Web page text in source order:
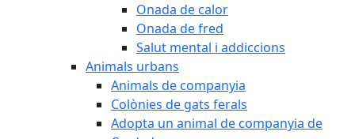
Onada de calor
Onada de fred
Salut mental i addiccions
Animals urbans
Animals de companyia
Colònies de gats ferals
Adopta un animal de companyia de